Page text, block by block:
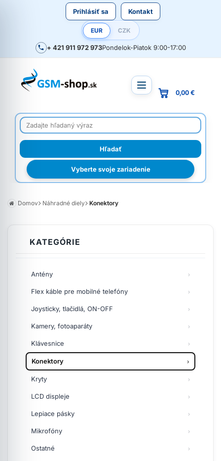
Prihlásiť sa Kontakt
EUR CZK
+ 421 911 972 973Pondelok-Piatok 9:00-17:00
Vyberte svoje zariadenie
0,00 €
Domov Náhradné diely Konektory
KATEGÓRIE
Antény
Flex káble pre mobilné telefóny
Joysticky, tlačidlá, ON-OFF
Kamery, fotoaparáty
Klávesnice
Konektory
Kryty
LCD displeje
Lepiace pásky
Mikrofóny
Ostatné